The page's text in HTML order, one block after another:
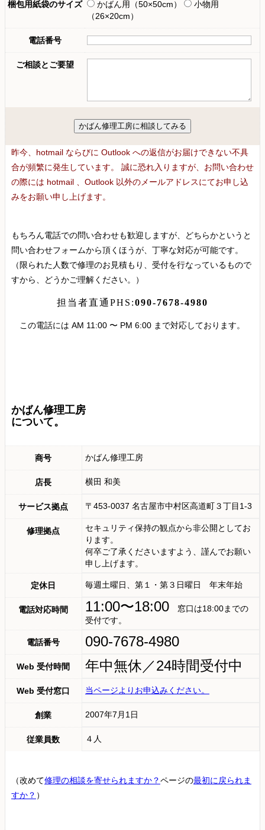
昨今、hotmail ならびに Outlook への返信がお届けできない不具
合が頻繁に発生しています。 誠に恐れ入りますが、お問い合わせ
の際には hotmail 、Outlook 以外のメールアドレスにてお申し込
みをお願い申し上げます。
もちろん電話での問い合わせも歓迎しますが、どちらかというと
問い合わせフォームから頂くほうが、丁寧な対応が可能です。
（限られた人数で修理のお見積もり、受付を行なっているもので
すから、どうかご理解ください。）
担当者直通PHS:090-7678-4980
この電話には AM 11:00 〜 PM 6:00 まで対応しております。
かばん修理工房
について。
商号 かばん修理工房
店長 横田 和美
サービス拠点 〒453-0037 名古屋市中村区高道町３丁目1-3
修理拠点
セキュリティ保持の観点から非公開としてお
ります。
何卒ご了承くださいますよう、謹んでお願い
申し上げます。
定休日 毎週土曜日、第１・第３日曜日 年末年始
電話対応時間 11:00〜18:00窓口は18:00までの
受付です。
電話番号 090-7678-4980
Web 受付時間 年中無休／24時間受付中
Web 受付窓口 当ページよりお申込みください。
創業 2007年7月1日
従業員数 ４人
（改めて修理の相談を寄せられますか？ページの最初に戻られま
すか？ ）